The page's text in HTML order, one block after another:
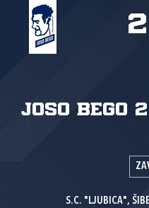
JOSO BEGO 2
2
S.C. "LJUBICA",